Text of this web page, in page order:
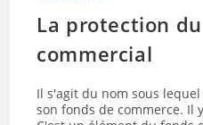
La protection
commercial
Il s'agit du nom sous
son fonds de commerce. Il